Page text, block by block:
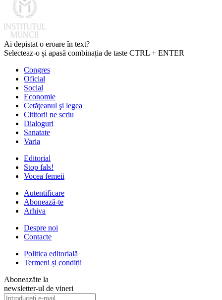
Ai depistat o eroare în text?
Selecteaz-o și apasă combinația de taste CTRL + ENTER
Congres
Oficial
Social
Economie
Cetăţeanul şi legea
Cititorii ne scriu
Dialoguri
Sanatate
Varia
Editorial
Stop fals!
Vocea femeii
Autentificare
Abonează-te
Arhiva
Despre noi
Contacte
Politica editorială
Termeni și condiții
Aboneazăte la
newsletter-ul de vineri